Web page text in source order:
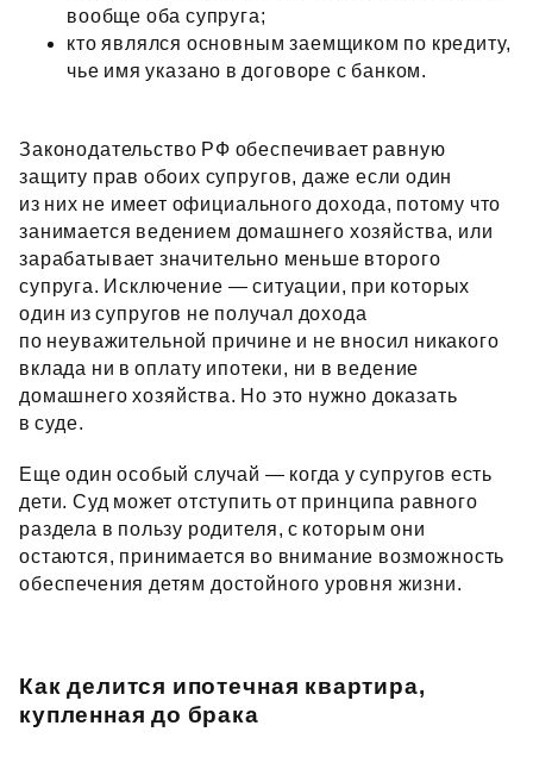
вообще оба супруга;
кто являлся основным заемщиком по кредиту,
чье имя указано в договоре с банком.
Законодательство РФ обеспечивает равную
защиту прав обоих супругов, даже если один
из них не имеет официального дохода, потому что
занимается ведением домашнего хозяйства, или
зарабатывает значительно меньше второго
супруга. Исключение — ситуации, при которых
один из супругов не получал дохода
по неуважительной причине и не вносил никакого
вклада ни в оплату ипотеки, ни в ведение
домашнего хозяйства. Но это нужно доказать
в суде.
Еще один особый случай — когда у супругов есть
дети. Суд может отступить от принципа равного
раздела в пользу родителя, с которым они
остаются, принимается во внимание возможность
обеспечения детям достойного уровня жизни.
Как делится ипотечная квартира,
купленная до брака